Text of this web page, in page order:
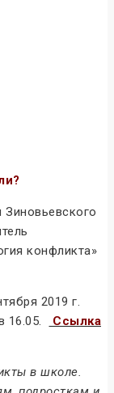
Зиновьевского
конфликта»
2019 г.
16.05.
Ссылка
в школе.